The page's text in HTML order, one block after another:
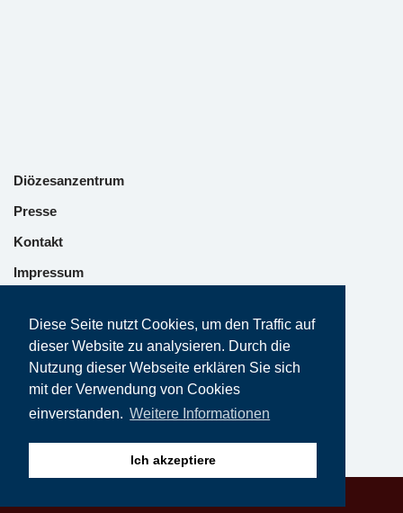
Diese Seite nutzt Cookies, um den Traffic auf
dieser Website zu analysieren. Durch die
Nutzung dieser Webseite erklären Sie sich
mit der Verwendung von Cookies
einverstanden. Weitere Informationen
Ich akzeptiere
Diözesanzentrum
Presse
Kontakt
Impressum